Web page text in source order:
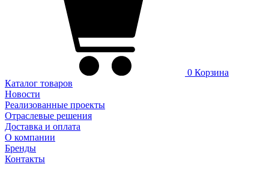
0 Корзина
Каталог товаров
Новости
Реализованные проекты
Отраслевые решения
Доставка и оплата
О компании
Бренды
Контакты